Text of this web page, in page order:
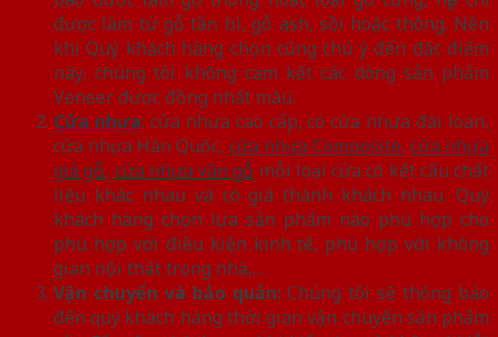
được làm từ gỗ tần bì, gỗ ash, sồi hoặc thông. Nên
khi Quý khách hàng chọn cũng chú ý đến đặc điểm
này, chúng tôi không cam kết các dòng sản phẩm
Veneer được đồng nhất màu.
Cửa nhựa: cửa nhựa cao cấp, có cửa nhựa đài loan,
cửa nhựa Hàn Quốc, cửa nhựa Composite, cửa nhựa
giả gỗ, cửa nhựa vân gỗ mỗi loại cửa có kết cấu chất
liệu khác nhau và có giá thành khách nhau. Quý
khách hàng chọn lựa sản phẩm nào phù hợp cho
phù hợp với điều kiện kinh tế, phù hợp với không
gian nội thất trong nhà,…
Vận chuyển và bảo quản:Chúng tôi sẽ thông báo
đến quý khách hàng thời gian vận chuyển sản phẩm